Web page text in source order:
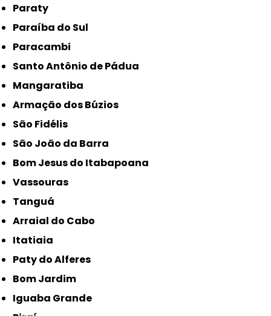
Paraty
Paraíba do Sul
Paracambi
Santo Antônio de Pádua
Mangaratiba
Armação dos Búzios
São Fidélis
São João da Barra
Bom Jesus do Itabapoana
Vassouras
Tanguá
Arraial do Cabo
Itatiaia
Paty do Alferes
Bom Jardim
Iguaba Grande